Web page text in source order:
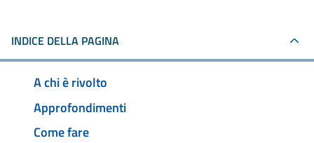
INDICE DELLA PAGINA
A chi è rivolto
Approfondimenti
Come fare